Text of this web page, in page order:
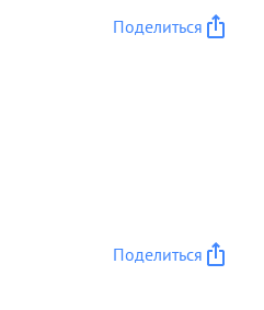
Поделиться
Поделиться